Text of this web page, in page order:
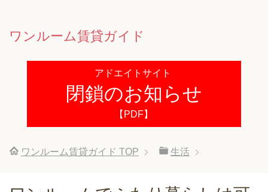
ワンルーム賃貸ガイド
アドエイトサイト
閉鎖のお知らせ
【PDF】
ワンルーム賃貸ガイド TOP 生活